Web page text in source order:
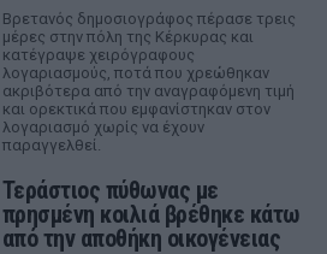
Βρετανός δημοσιογράφος πέρασε τρεις
μέρες στην πόλη της Κέρκυρας και
κατέγραψε χειρόγραφους
λογαριασμούς, ποτά που χρεώθηκαν
ακριβότερα από την αναγραφόμενη τιμή
και ορεκτικά που εμφανίστηκαν στον
λογαριασμό χωρίς να έχουν
παραγγελθεί.
Τεράστιος πύθωνας με
πρησμένη κοιλιά βρέθηκε κάτω
από την αποθήκη οικογένειας